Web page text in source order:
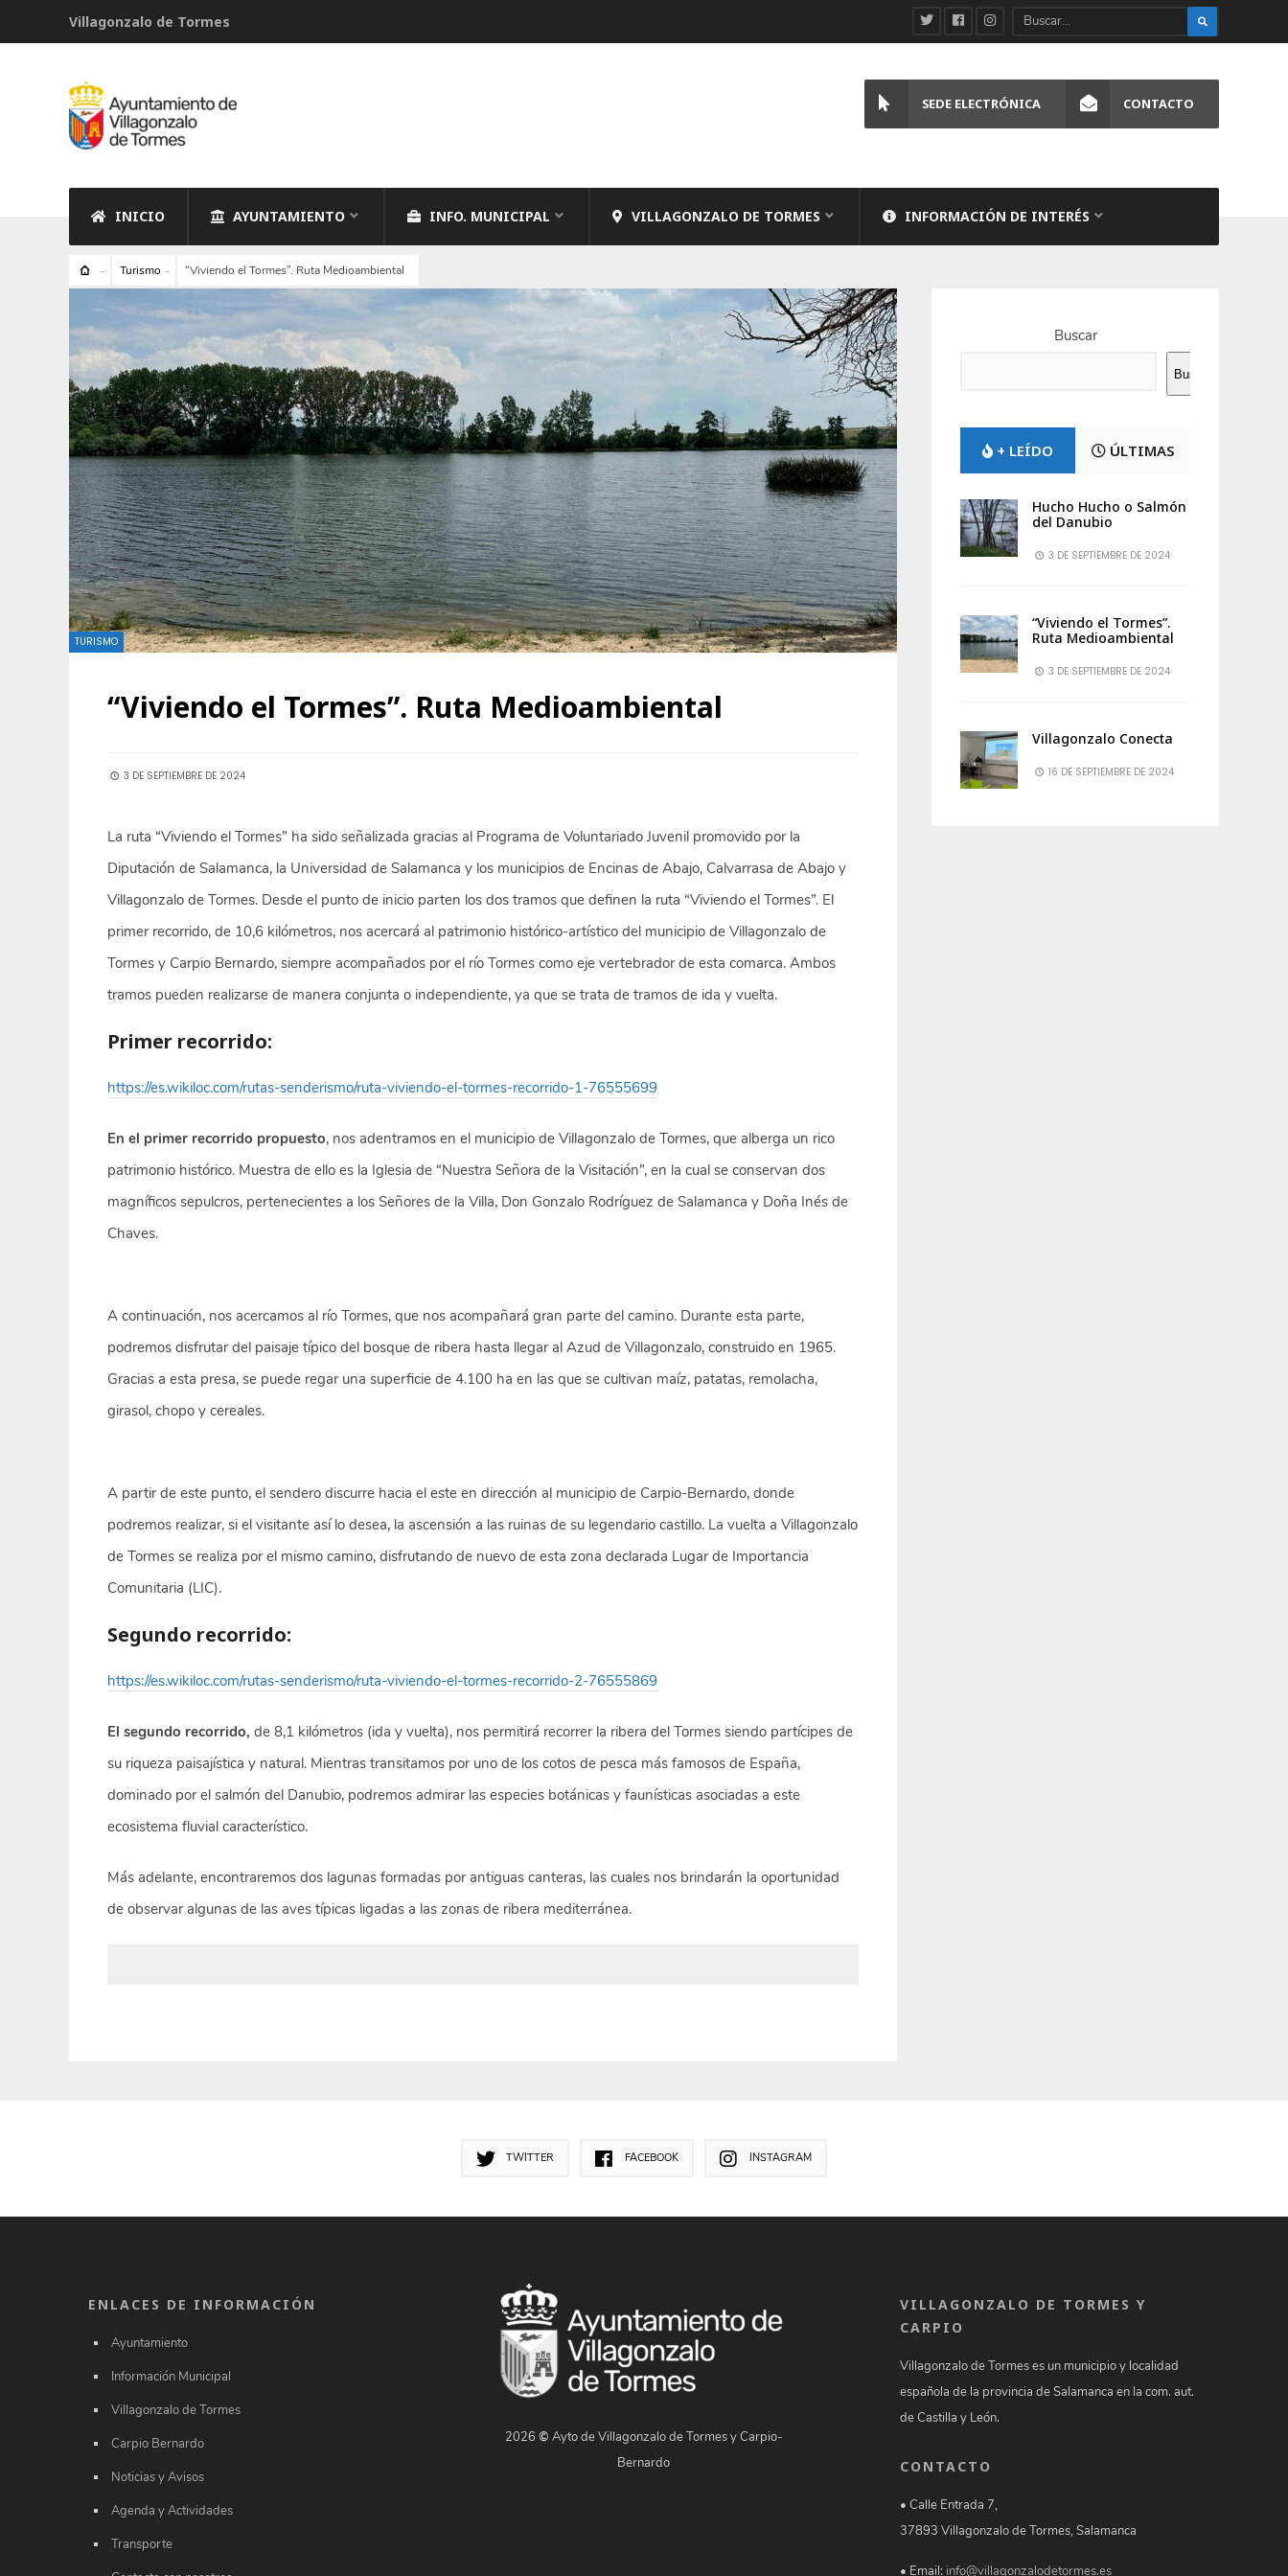
Villagonzalo de Tormes
INICIO AYUNTAMIENTO INFO. MUNICIPAL VILLAGONZALO DE TORMES INFORMACIÓN DE INTERÉS
SEDE ELECTRÓNICA CONTACTO
Turismo “Viviendo el Tormes”. Ruta Medioambiental
TURISMO
“Viviendo el Tormes”. Ruta Medioambiental
3 DE SEPTIEMBRE DE 2024
La ruta “Viviendo el Tormes” ha sido señalizada gracias al Programa de Voluntariado Juvenil promovido por la
Diputación de Salamanca, la Universidad de Salamanca y los municipios de Encinas de Abajo, Calvarrasa de Abajo y
Villagonzalo de Tormes. Desde el punto de inicio parten los dos tramos que definen la ruta “Viviendo el Tormes”. El
primer recorrido, de 10,6 kilómetros, nos acercará al patrimonio histórico-artístico del municipio de Villagonzalo de
Tormes y Carpio Bernardo, siempre acompañados por el río Tormes como eje vertebrador de esta comarca. Ambos
tramos pueden realizarse de manera conjunta o independiente, ya que se trata de tramos de ida y vuelta.
Primer recorrido:
https://es.wikiloc.com/rutas-senderismo/ruta-viviendo-el-tormes-recorrido-1-76555699
En el primer recorrido propuesto, nos adentramos en el municipio de Villagonzalo de Tormes, que alberga un rico
patrimonio histórico. Muestra de ello es la Iglesia de “Nuestra Señora de la Visitación”, en la cual se conservan dos
magníficos sepulcros, pertenecientes a los Señores de la Villa, Don Gonzalo Rodríguez de Salamanca y Doña Inés de
Chaves.
A continuación, nos acercamos al río Tormes, que nos acompañará gran parte del camino. Durante esta parte,
podremos disfrutar del paisaje típico del bosque de ribera hasta llegar al Azud de Villagonzalo, construido en 1965.
Gracias a esta presa, se puede regar una superficie de 4.100 ha en las que se cultivan maíz, patatas, remolacha,
girasol, chopo y cereales.
A partir de este punto, el sendero discurre hacia el este en dirección al municipio de Carpio-Bernardo, donde
podremos realizar, si el visitante así lo desea, la ascensión a las ruinas de su legendario castillo. La vuelta a Villagonzalo
de Tormes se realiza por el mismo camino, disfrutando de nuevo de esta zona declarada Lugar de Importancia
Comunitaria (LIC).
Segundo recorrido:
https://es.wikiloc.com/rutas-senderismo/ruta-viviendo-el-tormes-recorrido-2-76555869
El segundo recorrido, de 8,1 kilómetros (ida y vuelta), nos permitirá recorrer la ribera del Tormes siendo partícipes de
su riqueza paisajística y natural. Mientras transitamos por uno de los cotos de pesca más famosos de España,
dominado por el salmón del Danubio, podremos admirar las especies botánicas y faunísticas asociadas a este
ecosistema fluvial característico.
Más adelante, encontraremos dos lagunas formadas por antiguas canteras, las cuales nos brindarán la oportunidad
de observar algunas de las aves típicas ligadas a las zonas de ribera mediterránea.
Buscar
Buscar
+ LEÍDO ÚLTIMAS
Hucho Hucho o Salmón
del Danubio
3 DE SEPTIEMBRE DE 2024
“Viviendo el Tormes”.
Ruta Medioambiental
3 DE SEPTIEMBRE DE 2024
Villagonzalo Conecta
16 DE SEPTIEMBRE DE 2024
TWITTER FACEBOOK INSTAGRAM
ENLACES DE INFORMACIÓN
Ayuntamiento
Información Municipal
Villagonzalo de Tormes
Carpio Bernardo
Noticias y Avisos
Agenda y Actividades
Transporte
2026 © Ayto de Villagonzalo de Tormes y Carpio-
Bernardo
VILLAGONZALO DE TORMES Y
CARPIO
Villagonzalo de Tormes es un municipio y localidad
española de la provincia de Salamanca en la com. aut.
de Castilla y León.
CONTACTO
• Calle Entrada 7,
37893 Villagonzalo de Tormes, Salamanca
• Email: info@villagonzalodetormes.es